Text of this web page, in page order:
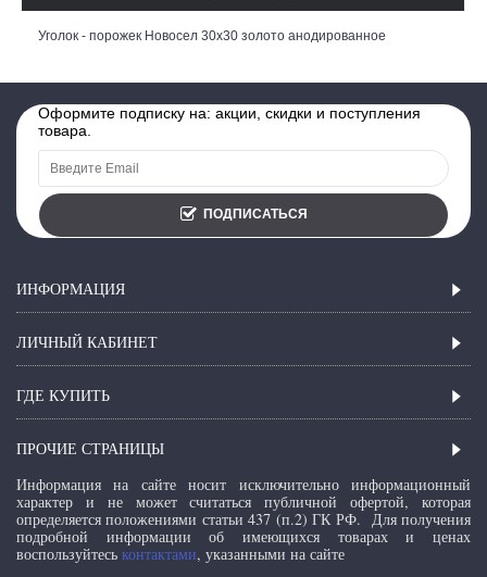
Уголок - порожек Новосел 30х30 золото анодированное
Оформите подписку на: акции, скидки и поступления
товара.
ПОДПИСАТЬСЯ
ИНФОРМАЦИЯ
ЛИЧНЫЙ КАБИНЕТ
ГДЕ КУПИТЬ
ПРОЧИЕ СТРАНИЦЫ
Информация на сайте носит исключительно информационный
характер и не может считаться публичной офертой, которая
определяется положениями статьи 437 (п.2) ГК РФ. Для получения
подробной информации об имеющихся товарах и ценах
воспользуйтесь контактами, указанными на сайте